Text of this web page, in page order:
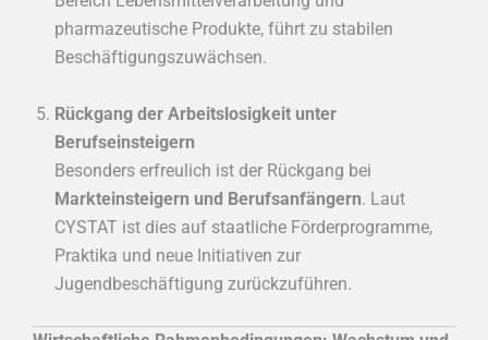
pharmazeutische Produkte, führt zu stabilen
Beschäftigungszuwächsen.
Rückgang der Arbeitslosigkeit unter
Berufseinsteigern
Besonders erfreulich ist der Rückgang bei
Markteinsteigern und Berufsanfängern. Laut
CYSTAT ist dies auf staatliche Förderprogramme,
Praktika und neue Initiativen zur
Jugendbeschäftigung zurückzuführen.